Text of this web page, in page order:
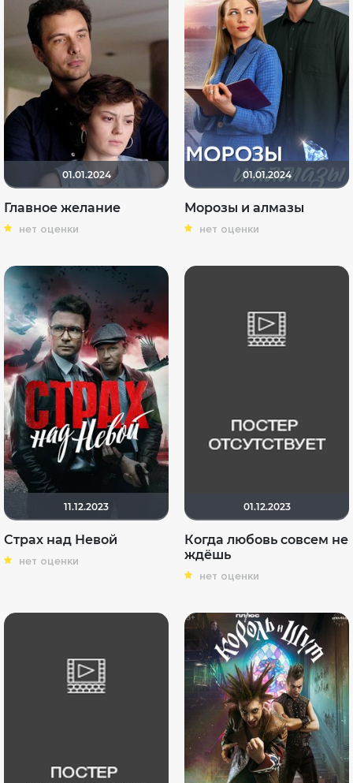
01.01.2024
Главное желание
нет оценки
01.01.2024
Морозы и алмазы
нет оценки
11.12.2023
Страх над Невой
нет оценки
01.12.2023
Когда любовь совсем не
ждёшь
нет оценки